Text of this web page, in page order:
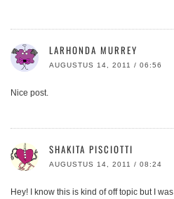
LARHONDA MURREY
AUGUSTUS 14, 2011 / 06:56
Nice post.
SHAKITA PISCIOTTI
AUGUSTUS 14, 2011 / 08:24
Hey! I know this is kind of off topic but I